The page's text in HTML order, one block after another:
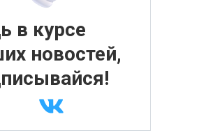
в курсе
новостей,